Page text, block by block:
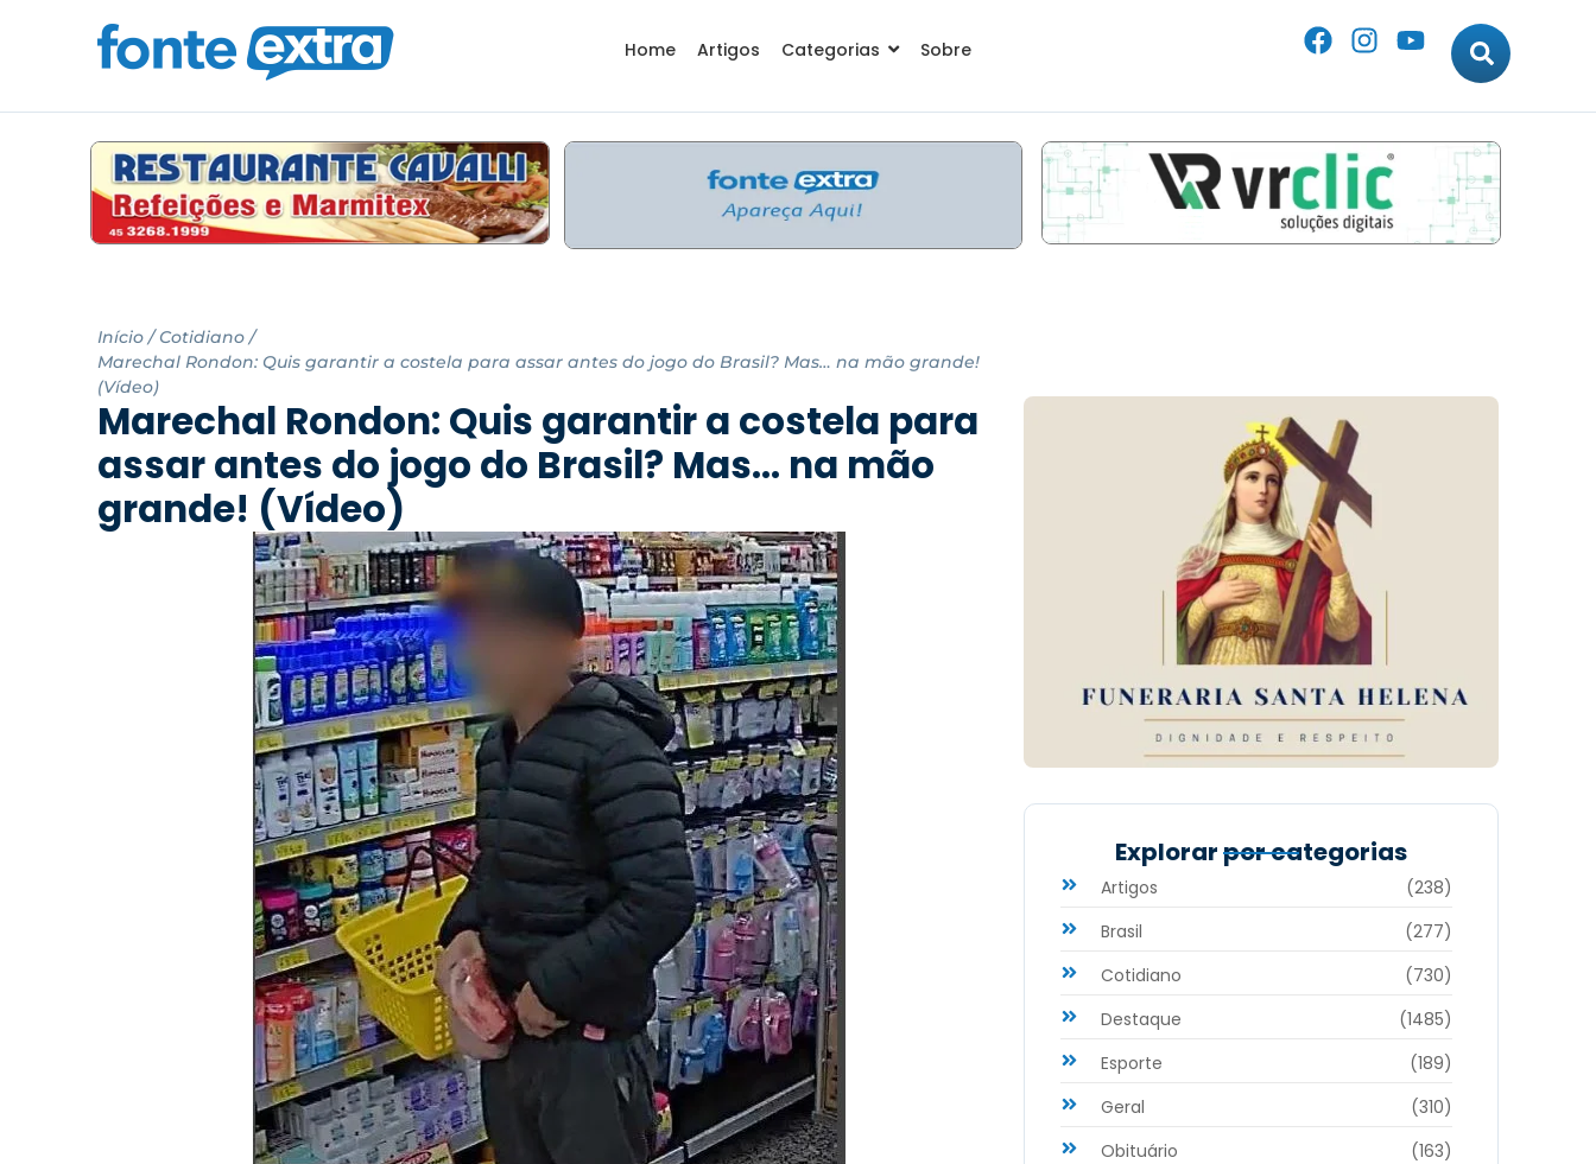
Home Artigos Categorias Sobre
Início / Cotidiano /
Marechal Rondon: Quis garantir a costela para assar antes do jogo do Brasil? Mas… na mão grande!
(Vídeo)
Marechal Rondon: Quis garantir a costela para
assar antes do jogo do Brasil? Mas… na mão
grande! (Vídeo)
Explorar por categorias
Artigos
(238)
Brasil
(277)
Cotidiano
(730)
Destaque
(1485)
Esporte
(189)
Geral
(310)
Obituário
(163)